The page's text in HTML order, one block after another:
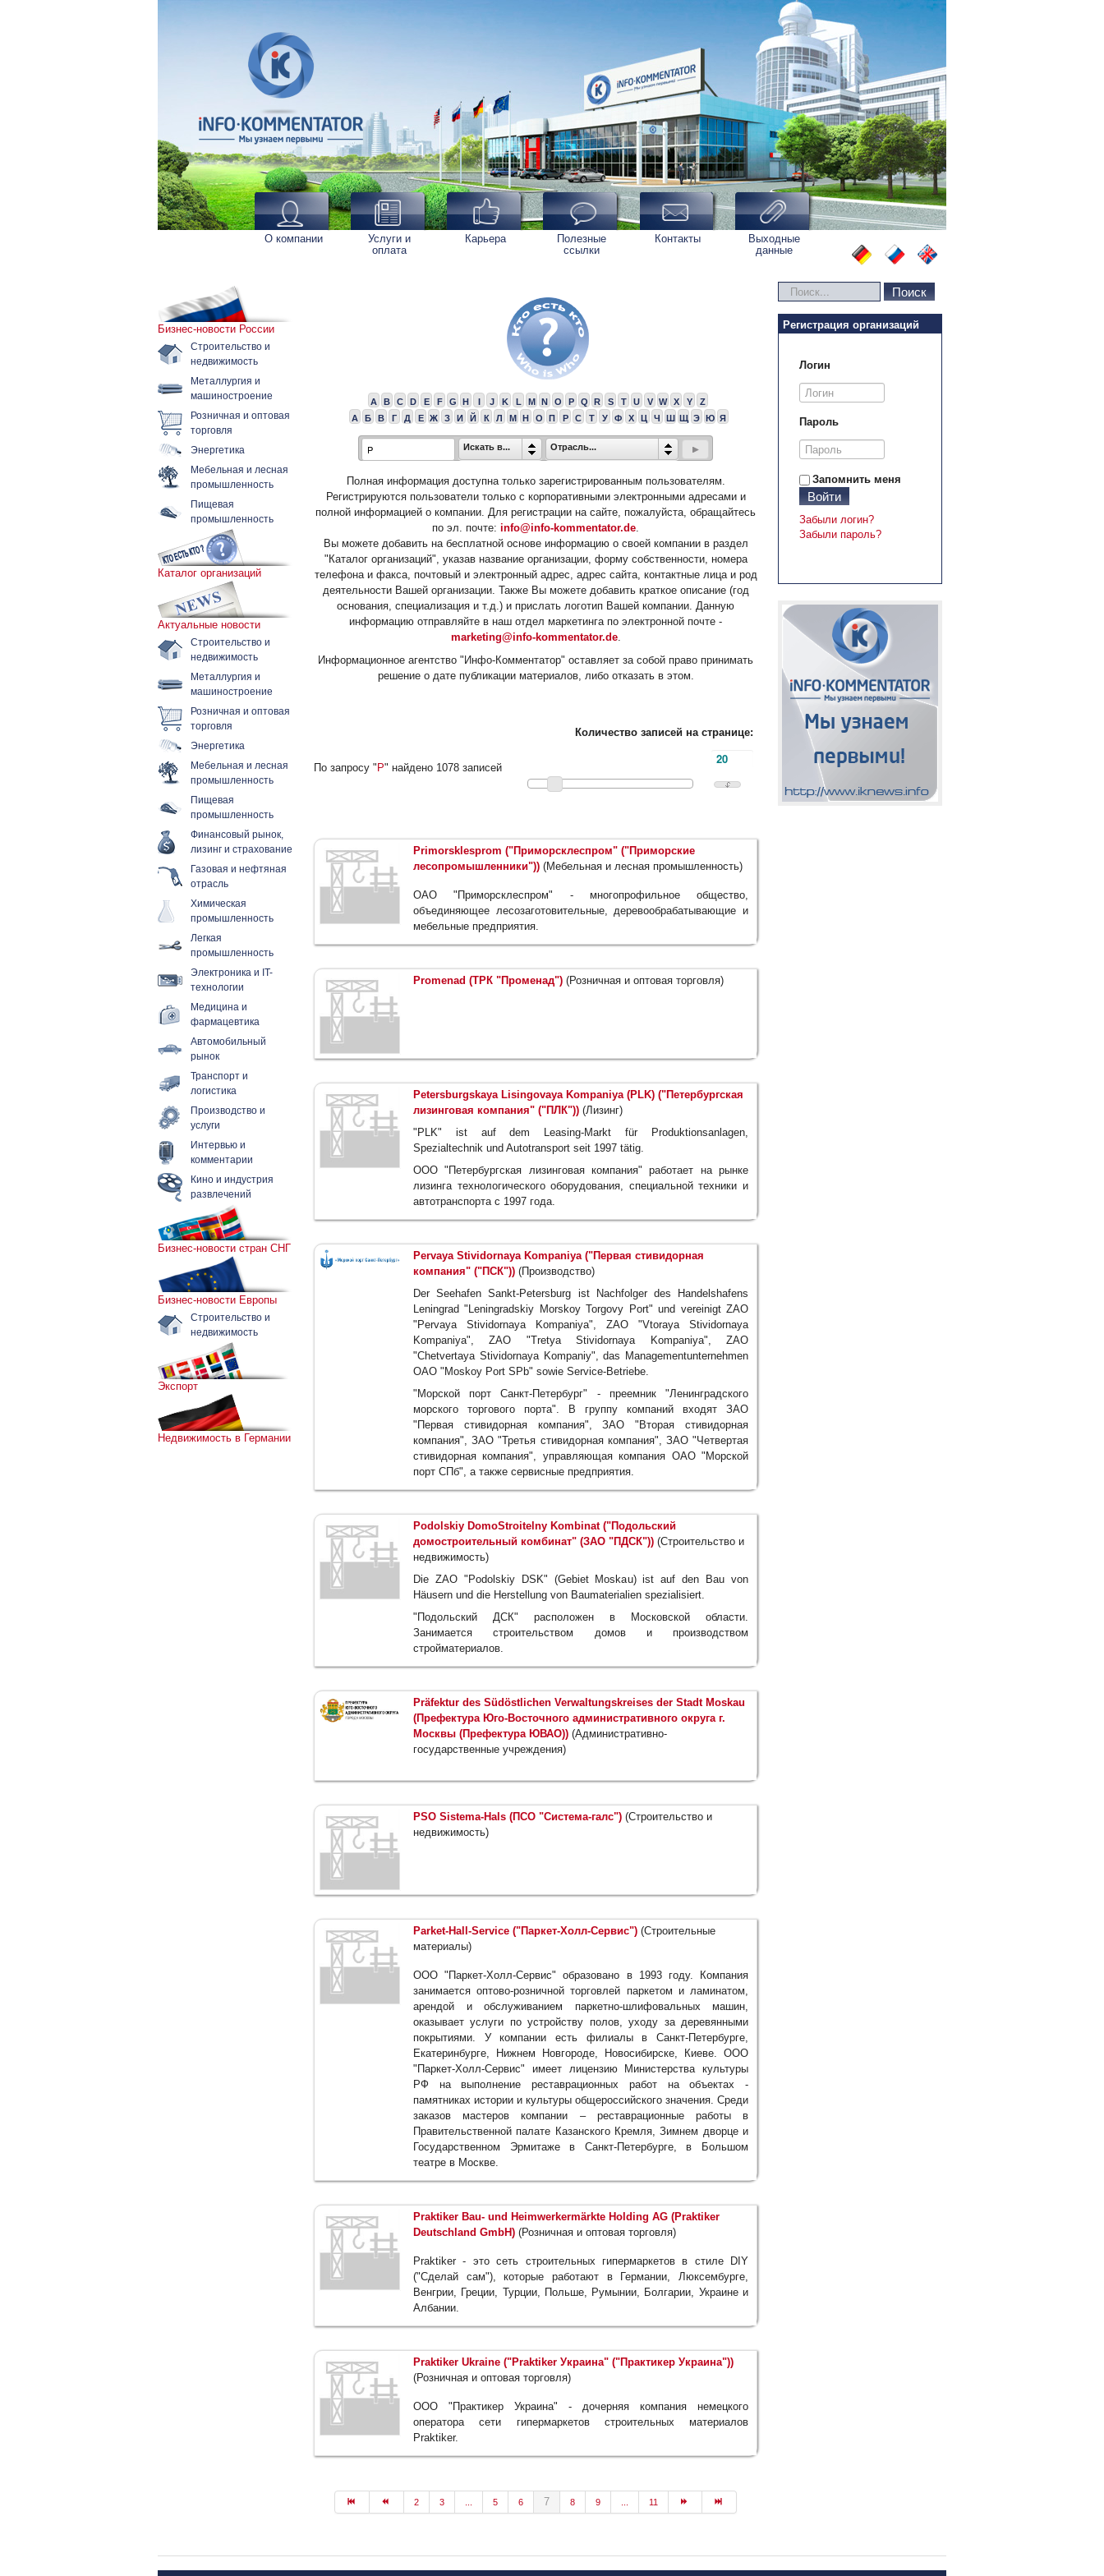
О компании
Услуги и
оплата
Карьера
Полезные
ссылки
Контакты
Выходные
данные
Бизнес-новости России
Строительство и
недвижимость
Металлургия и
машиностроение
Розничная и оптовая
торговля
Энергетика
Мебельная и лесная
промышленность
Пищевая
промышленность
Каталог организаций
Актуальные новости
Строительство и
недвижимость
Металлургия и
машиностроение
Розничная и оптовая
торговля
Энергетика
Мебельная и лесная
промышленность
Пищевая
промышленность
Финансовый рынок,
лизинг и страхование
Газовая и нефтяная
отрасль
Химическая
промышленность
Легкая
промышленность
Электроника и IT-
технологии
Медицина и
фармацевтика
Автомобильный
рынок
Транспорт и
логистика
Производство и
услуги
Интервью и
комментарии
Кино и индустрия
развлечений
Бизнес-новости стран СНГ
Бизнес-новости Европы
Строительство и
недвижимость
Экспорт
Недвижимость в Германии
A B C D E F G H I J K L M N O P Q R S T U V W X Y
Z
А
Б В Г Д Е Ж З И Й К Л М Н О П Р С Т У Ф Х Ц Ч Ш Щ Э Ю Я
Искать в... Отрасль...
Полная информация доступна только зарегистрированным пользователям.
Регистрируются пользователи только с корпоративными электронными адресами и
полной информацией о компании. Для регистрации на сайте, пожалуйста, обращайтесь
по эл. почте: info@info-kommentator.de.
Вы можете добавить на бесплатной основе информацию о своей компании в раздел
"Каталог организаций", указав название организации, форму собственности, номера
телефона и факса, почтовый и электронный адрес, адрес сайта, контактные лица и род
деятельности Вашей организации. Также Вы можете добавить краткое описание (год
основания, специализация и т.д.) и прислать логотип Вашей компании. Данную
информацию отправляйте в наш отдел маркетинга по электронной почте -
marketing@info-kommentator.de.
Информационное агентство "Инфо-Комментатор" оставляет за собой право принимать
решение о дате публикации материалов, либо отказать в этом.
По запросу " P" найдено 1078 записей
Количество записей на странице:
Primorsklesprom ("Приморсклеспром" ("Приморские
лесопромышленники")) (Мебельная и лесная промышленность)
ОАО "Приморсклеспром" - многопрофильное общество,
объединяющее лесозаготовительные, деревообрабатывающие и
мебельные предприятия.
Promenad (ТРК "Променад") (Розничная и оптовая торговля)
Petersburgskaya Lisingovaya Kompaniya (PLK) ("Петербургская
лизинговая компания" ("ПЛК")) (Лизинг)
"PLK" ist auf dem Leasing-Markt für Produktionsanlagen,
Spezialtechnik und Autotransport seit 1997 tätig.
ООО "Петербургская лизинговая компания" работает на рынке
лизинга технологического оборудования, специальной техники и
автотранспорта с 1997 года.
Pervaya Stividornaya Kompaniya ("Первая стивидорная
компания" ("ПСК")) (Производство)
Der Seehafen Sankt-Petersburg ist Nachfolger des Handelshafens
Leningrad "Leningradskiy Morskoy Torgovy Port" und vereinigt ZAO
"Pervaya Stividornaya Kompaniya", ZAO "Vtoraya Stividornaya
Kompaniya", ZAO "Tretya Stividornaya Kompaniya", ZAO
"Chetvertaya Stividornaya Kompaniy", das Managementunternehmen
OAO "Moskoy Port SPb" sowie Service-Betriebe.
"Морской порт Санкт-Петербург" - преемник "Ленинградского
морского торгового порта". В группу компаний входят ЗАО
"Первая стивидорная компания", ЗАО "Вторая стивидорная
компания", ЗАО "Третья стивидорная компания", ЗАО "Четвертая
стивидорная компания", управляющая компания ОАО "Морской
порт СПб", а также сервисные предприятия.
Podolskiy DomoStroitelny Kombinat ("Подольский
домостроительный комбинат" (ЗАО "ПДСК")) (Строительство и
недвижимость)
Die ZAO "Podolskiy DSK" (Gebiet Moskau) ist auf den Bau von
Häusern und die Herstellung von Baumaterialien spezialisiert.
"Подольский ДСК" расположен в Московской области.
Занимается строительством домов и производством
стройматериалов.
Präfektur des Südöstlichen Verwaltungskreises der Stadt Moskau
(Префектура Юго-Восточного административного округа г.
Москвы (Префектура ЮВАО)) (Административно-
государственные учреждения)
PSO Sistema-Hals (ПСО "Система-галс") (Строительство и
недвижимость)
Parket-Hall-Service ("Паркет-Холл-Сервис") (Строительные
материалы)
ООО "Паркет-Холл-Сервис" образовано в 1993 году. Компания
занимается оптово-розничной торговлей паркетом и ламинатом,
арендой и обслуживанием паркетно-шлифовальных машин,
оказывает услуги по устройству полов, уходу за деревянными
покрытиями. У компании есть филиалы в Санкт-Петербурге,
Екатеринбурге, Нижнем Новгороде, Новосибирске, Киеве. ООО
"Паркет-Холл-Сервис" имеет лицензию Министерства культуры
РФ на выполнение реставрационных работ на объектах -
памятниках истории и культуры общероссийского значения. Среди
заказов мастеров компании – реставрационные работы в
Правительственной палате Казанского Кремля, Зимнем дворце и
Государственном Эрмитаже в Санкт-Петербурге, в Большом
театре в Москве.
Praktiker Bau- und Heimwerkermärkte Holding AG (Praktiker
Deutschland GmbH) (Розничная и оптовая торговля)
Praktiker - это сеть строительных гипермаркетов в стиле DIY
("Сделай сам"), которые работают в Германии, Люксембурге,
Венгрии, Греции, Турции, Польше, Румынии, Болгарии, Украине и
Албании.
Praktiker Ukraine ("Praktiker Украина" ("Практикер Украина"))
(Розничная и оптовая торговля)
ООО "Практикер Украина" - дочерняя компания немецкого
оператора сети гипермаркетов строительных материалов
Praktiker.
2 3 5 6 7 8 9 11
Искать... Поиск
Регистрация организаций
Логин
Пароль
Запомнить меня
Войти
Забыли логин?
Забыли пароль?